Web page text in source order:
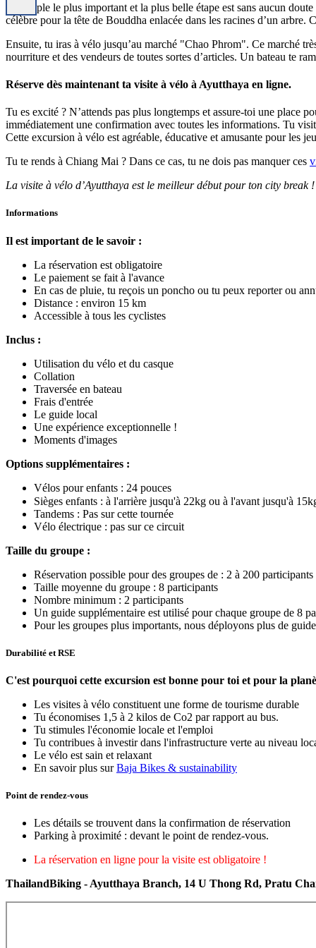
Le temple le plus important et la plus belle étape est sans aucun
célèbre pour la tête de Bouddha enlacée dans les racines d’un arbre.
Ensuite, tu iras à vélo jusqu’au marché "Chao Phrom". Ce marché
nourriture et des vendeurs de toutes sortes d’articles. Un bateau te
Réserve dès maintenant ta visite à vélo à Ayutthaya en ligne.
Tu es excité ? N’attends pas plus longtemps et assure-toi une place
immédiatement une confirmation avec toutes les informations. Tu
Cette excursion à vélo est agréable, éducative et amusante pour les
Tu te rends à Chiang Mai ? Dans ce cas, tu ne dois pas manquer ces
La visite à vélo d’Ayutthaya est le meilleur début pour ton city break !
Informations
Il est important de le savoir :
La réservation est obligatoire
Le paiement se fait à l'avance
En cas de pluie, tu reçois un poncho ou tu peux reporter ou
Distance : environ 15 km
Accessible à tous les cyclistes
Inclus :
Utilisation du vélo et du casque
Collation
Traversée en bateau
Frais d'entrée
Le guide local
Une expérience exceptionnelle !
Moments d'images
Options supplémentaires :
Vélos pour enfants : 24 pouces
Sièges enfants : à l'arrière jusqu'à 22kg ou à l'avant jusqu'à
Tandems : Pas sur cette tournée
Vélo électrique : pas sur ce circuit
Taille du groupe :
Réservation possible pour des groupes de : 2 à 200 participants
Taille moyenne du groupe : 8 participants
Nombre minimum : 2 participants
Un guide supplémentaire est utilisé pour chaque groupe de 8
Pour les groupes plus importants, nous déployons plus de
Durabilité et RSE
C'est pourquoi cette excursion est bonne pour toi et pour la
Les visites à vélo constituent une forme de tourisme durable
Tu économises 1,5 à 2 kilos de Co2 par rapport au bus.
Tu stimules l'économie locale et l'emploi
Tu contribues à investir dans l'infrastructure verte au niveau
Le vélo est sain et relaxant
En savoir plus surBaja Bikes & sustainability
Point de rendez-vous
Les détails se trouvent dans la confirmation de réservation
Parking à proximité : devant le point de rendez-vous.
La réservation en ligne pour la visite est obligatoire !
ThailandBiking - Ayutthaya Branch, 14 U Thong Rd, Pratu